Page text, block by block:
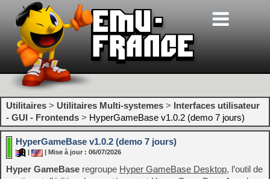
Utilitaires > Utilitaires Multi-systemes > Interfaces utilisateur
- GUI - Frontends > HyperGameBase v1.0.2 (demo 7 jours)
HyperGameBase v1.0.2 (demo 7 jours)
| Mise à jour : 06/07/2026
Hyper GameBase regroupe Hyper GameBase Desktop, l’outil de